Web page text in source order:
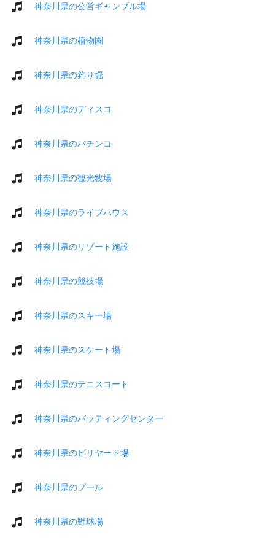
神奈川県の公営ギャンブル場
神奈川県の植物園
神奈川県の釣り堀
神奈川県のディスコ
神奈川県のパチンコ
神奈川県の観光牧場
神奈川県のライブハウス
神奈川県のリゾート施設
神奈川県の競技場
神奈川県のスキー場
神奈川県のスケート場
神奈川県のテニスコート
神奈川県のバッティングセンター
神奈川県のビリヤード場
神奈川県のプール
神奈川県の野球場